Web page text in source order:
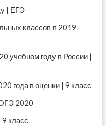
| ЕГЭ
классов в 2019-
учебном году в России |
года в оценки | 9 класс
2020
класс